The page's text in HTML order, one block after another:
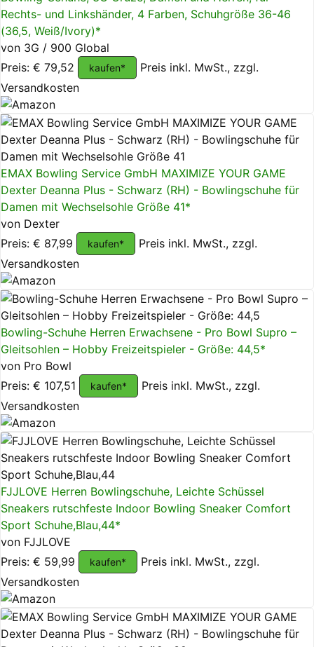
Rechts- und Linkshänder, 4 Farben, Schuhgröße 36-46
(36,5, Weiß/Ivory)*
von 3G / 900 Global
Preis: € 79,52
kaufen*
Preis inkl. MwSt., zzgl.
Versandkosten
EMAX Bowling Service GmbH MAXIMIZE YOUR GAME
Dexter Deanna Plus - Schwarz (RH) - Bowlingschuhe für
Damen mit Wechselsohle Größe 41*
von Dexter
Preis: € 87,99
kaufen*
Preis inkl. MwSt., zzgl.
Versandkosten
Bowling-Schuhe Herren Erwachsene - Pro Bowl Supro –
Gleitsohlen – Hobby Freizeitspieler - Größe: 44,5*
von Pro Bowl
Preis: € 107,51
kaufen*
Preis inkl. MwSt., zzgl.
Versandkosten
FJJLOVE Herren Bowlingschuhe, Leichte Schüssel
Sneakers rutschfeste Indoor Bowling Sneaker Comfort
Sport Schuhe,Blau,44*
von FJJLOVE
Preis: € 59,99
kaufen*
Preis inkl. MwSt., zzgl.
Versandkosten